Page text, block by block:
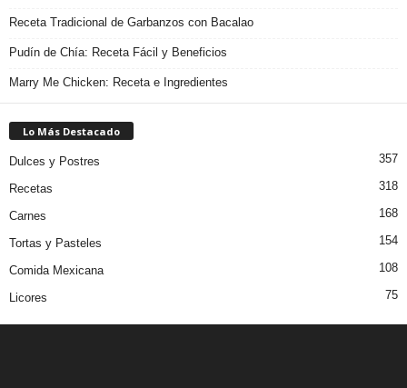
Receta Tradicional de Garbanzos con Bacalao
Pudín de Chía: Receta Fácil y Beneficios
Marry Me Chicken: Receta e Ingredientes
Lo Más Destacado
Dulces y Postres 357
Recetas 318
Carnes 168
Tortas y Pasteles 154
Comida Mexicana 108
Licores 75